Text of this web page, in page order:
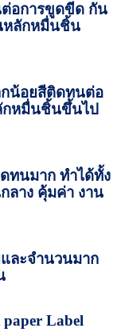
อการขูดขีด กัน
หลักหมื่นชิ้น
น้อยสีติดทนต่อ
กหมื่นชิ้นขึ้นไป
ทนมาก ทำได้ทั้ง
ลาง คุ้มค่า งาน
ละจำนวนมาก
Label